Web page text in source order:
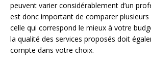
peuvent varier considérablement d’un
est donc important de comparer
celle qui correspond le mieux à votre
la qualité des services proposés doit
compte dans votre choix.